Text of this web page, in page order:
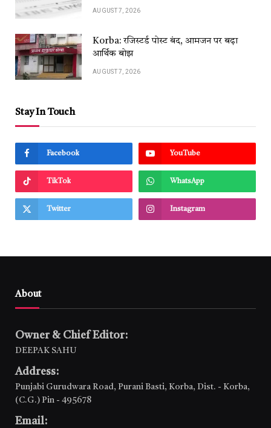
AUGUST 7, 2026
Korba: रजिस्टर्ड पोस्ट बंद, आमजन पर बढ़ा
आर्थिक बोझ
AUGUST 7, 2026
Stay In Touch
Facebook YouTube
TikTok WhatsApp
Twitter Instagram
About
Owner & Chief Editor:
DEEPAK SAHU
Address:
Punjabi Gurudwara Road, Purani Basti, Korba, Dist. - Korba,
(C.G.) Pin - 495678
Email: